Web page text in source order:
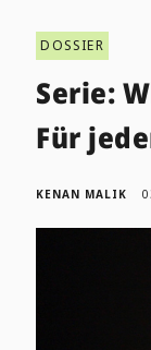
DOSSIER
Serie:
Für
KENAN MALIK